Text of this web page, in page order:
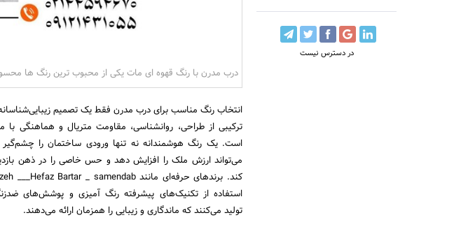
در دسترس نیست
درب مدرن با رنگ قهوه ای مات یکی از محبوب ترین رنگ ها
انتخاب رنگ مناسب برای درب مدرن فقط یک تصمیم
ترکیبی از طراحی، روانشناسی، مقاومت متریال و هماهنگی با
است. یک رنگ هوشمندانه نه تنها ورودی ساختمان را چشم‌گیر
می‌تواند ارزش ملک را افزایش دهد و حس خاصی را در ذهن
استفاده از تکنیک‌های پیشرفته رنگ‌ آمیزی و پوشش‌های
تولید می‌کنند که ماندگاری و زیبایی را همزمان ارائه می‌دهند.